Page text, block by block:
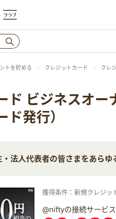
トを貯める クレジットカード クレ
ド ビジネスオー
ド発行）
法人代表者の皆さまをあらゆ
獲得条件：新規クレジッ
@niftyの接続サービ